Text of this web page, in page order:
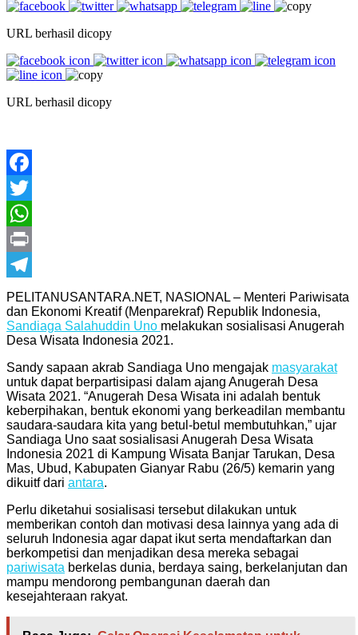
URL berhasil dicopy
URL berhasil dicopy
Facebook
Twitter
WhatsApp
Print
Telegram
PELITANUSANTARA.NET, NASIONAL – Menteri Pariwisata
dan Ekonomi Kreatif (Menparekraf) Republik Indonesia,
Sandiaga Salahuddin Uno melakukan sosialisasi Anugerah
Desa Wisata Indonesia 2021.
Sandy sapaan akrab Sandiaga Uno mengajak masyarakat
untuk dapat berpartisipasi dalam ajang Anugerah Desa
Wisata 2021. “Anugerah Desa Wisata ini adalah bentuk
keberpihakan, bentuk ekonomi yang berkeadilan membantu
saudara-saudara kita yang betul-betul membutuhkan,” ujar
Sandiaga Uno saat sosialisasi Anugerah Desa Wisata
Indonesia 2021 di Kampung Wisata Banjar Tarukan, Desa
Mas, Ubud, Kabupaten Gianyar Rabu (26/5) kemarin yang
dikuitf dari antara.
Perlu diketahui sosialisasi tersebut dilakukan untuk
memberikan contoh dan motivasi desa lainnya yang ada di
seluruh Indonesia agar dapat ikut serta mendaftarkan dan
berkompetisi dan menjadikan desa mereka sebagai
pariwisata berkelas dunia, berdaya saing, berkelanjutan dan
mampu mendorong pembangunan daerah dan
kesejahteraan rakyat.